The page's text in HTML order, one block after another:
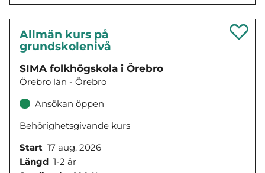
Allmän kurs på
grundskolenivå
SIMA folkhögskola i Örebro
Örebro län - Örebro
Ansökan öppen
Behörighetsgivande kurs
Start 17 aug. 2026
Längd 1-2 år